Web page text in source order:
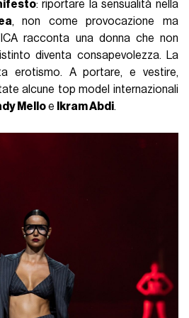
: riportare la sensualità nella
, non come provocazione ma
racconta una donna che non
diventa consapevolezza. La
erotismo. A portare, e vestire,
alcune top model internazionali
Melloe Ikram Abdi.